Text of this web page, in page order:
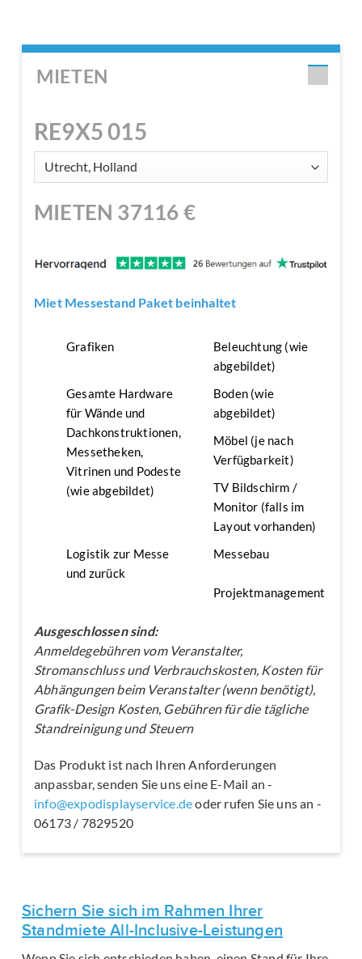
MIETEN
RE9X5 015
MIETEN 37116€
Miet Messestand Paket beinhaltet
Grafiken
Beleuchtung (wie
abgebildet)
Gesamte Hardware
für Wände und
Dachkonstruktionen,
Messetheken,
Vitrinen und Podeste
(wie abgebildet)
Boden (wie
abgebildet)
Möbel (je nach
Verfügbarkeit)
TV Bildschirm /
Monitor (falls im
Layout vorhanden)
Logistik zur Messe
und zurück
Messebau
Projektmanagement
Ausgeschlossen sind:
Anmeldegebühren vom Veranstalter,
Stromanschluss und Verbrauchskosten, Kosten für
Abhängungen beim Veranstalter (wenn benötigt),
Grafik-Design Kosten, Gebühren für die tägliche
Standreinigung und Steuern
Das Produkt ist nach Ihren Anforderungen
anpassbar, senden Sie uns eine E-Mail an -
info@expodisplayservice.deoder rufen Sie uns an -
06173 / 7829520
Sichern Sie sich im Rahmen Ihrer
Standmiete All-Inclusive-Leistungen